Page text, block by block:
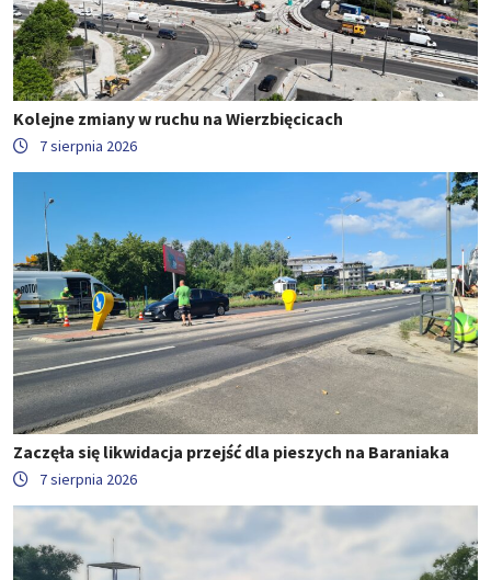
Kolejne zmiany w ruchu na Wierzbięcicach
7 sierpnia 2026
Zaczęła się likwidacja przejść dla pieszych na Baraniaka
7 sierpnia 2026